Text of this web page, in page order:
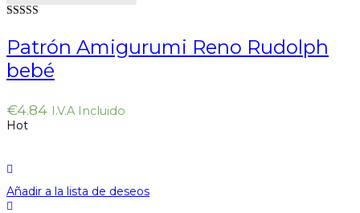
5.00
Patrón Amigurumi Reno Rudolph
bebé
€4.84 I.V.A Incluido
Hot
Añadir a la lista de deseos